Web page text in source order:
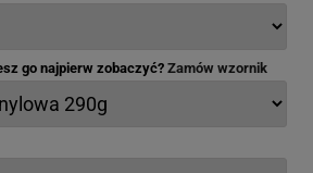
go najpierw zobaczyć? Zamów wzornik